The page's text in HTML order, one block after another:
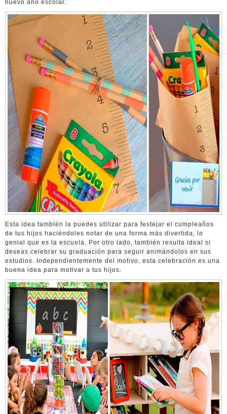
nuevo año escolar.
Esta idea también la puedes utilizar para festejar el cumpleaños
de tus hijos haciéndoles notar de una forma más divertida, lo
genial que es la escuela. Por otro lado, también resulta ideal si
deseas celebrar su graduación para seguir animándolos en sus
estudios. Independientemente del motivo, esta celebración es una
buena idea para motivar a tus hijos.